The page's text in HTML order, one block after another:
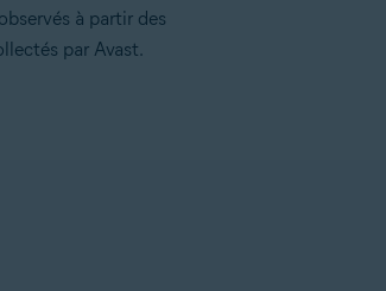
à partir des
par Avast.